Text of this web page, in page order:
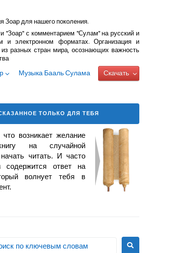
Зоар для нашего поколения.
"Зоар" с комментарием "Сулам" на русский и
электронном форматах. Организация и
разных стран мира, осознающих важность
Музыка Бааль Сулама Скачать
ТОЛЬКО ДЛЯ ТЕБЯ
возникает желание
на случайной
читать. И часто
содержится ответ на
волнует тебя в